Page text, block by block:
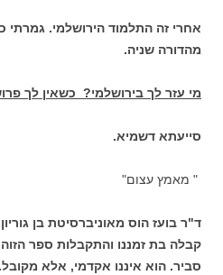
מהדורה שניה.
מי עזר לך בירושלמי? כשאין לך
סייעתא דשמיא.
" מאמץ עצום"
ד"ר בועז הוס מאוניברסיטת בן
קבלה בת זמננו והתקבלות ספר
סביר. הוא איננו אקדמי, אלא